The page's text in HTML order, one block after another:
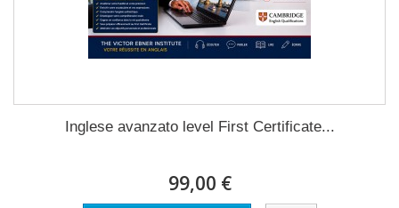
Inglese avanzato level First Certificate...
99,00 €